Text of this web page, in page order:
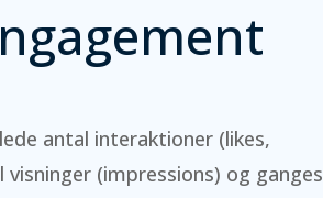
antal interaktioner (likes,
(impressions) og ganges